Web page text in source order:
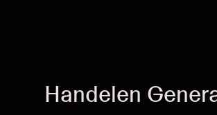
Handelen